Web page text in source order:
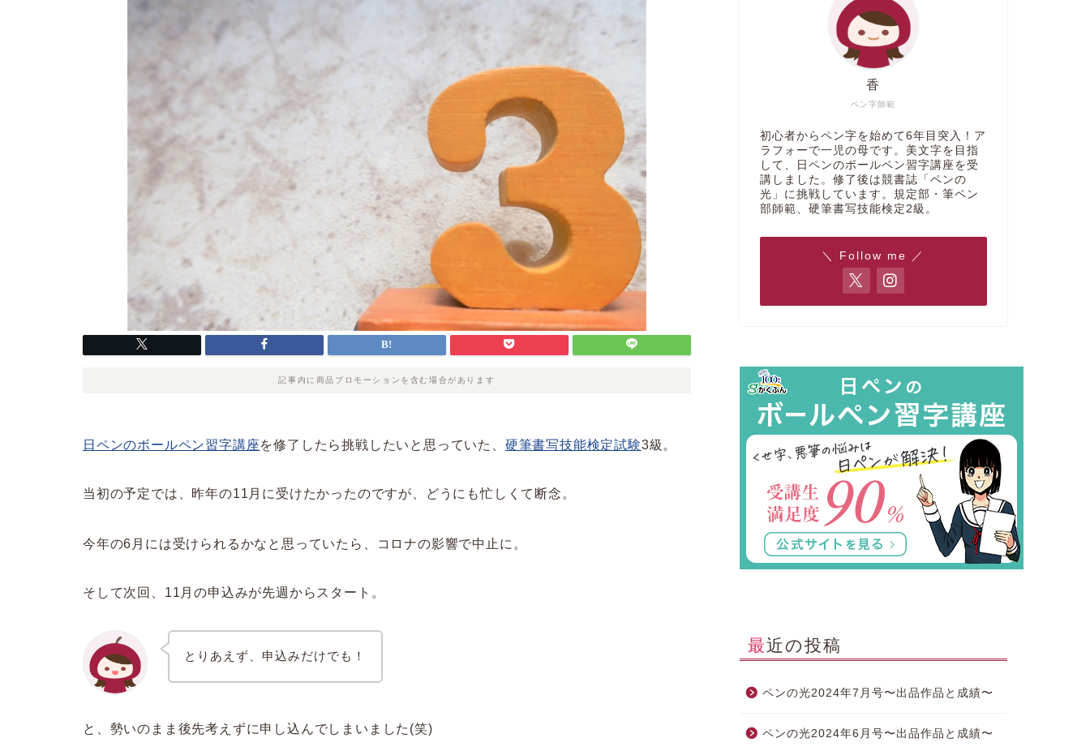
記事内に商品プロモーションを含む場合があります
日ペンのボールペン習字講座を修了したら挑戦したいと思っていた、 硬筆書写技能検定試験3級。
当初の予定では、昨年の11月に受けたかったのですが、どうにも忙しくて断念。
今年の6月には受けられるかなと思っていたら、コロナの影響で中止に。
そして次回、11月の申込みが先週からスタート。
とりあえず、申込みだけでも！
と、勢いのまま後先考えずに申し込んでしまいました(笑)
ペン字師範
香
初心者からペン字を始めて6年目突入！ア
ラフォーで一児の母です。美文字を目指
して、日ペンのボールペン習字講座を受
講しました。修了後は競書誌「ペンの
光」に挑戦しています。規定部・筆ペン
部師範、硬筆書写技能検定2級。
＼ Follow me ／
最近の投稿
ペンの光2024年7月号〜出品作品と成績〜
ペンの光2024年6月号〜出品作品と成績〜